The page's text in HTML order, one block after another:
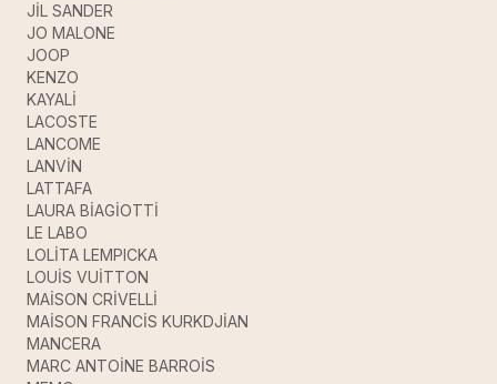
JİL SANDER
JO MALONE
JOOP
KENZO
KAYALİ
LACOSTE
LANCOME
LANVİN
LATTAFA
LAURA BİAGİOTTİ
LE LABO
LOLİTA LEMPICKA
LOUİS VUİTTON
MAİSON CRİVELLİ
MAİSON FRANCİS KURKDJİAN
MANCERA
MARC ANTOİNE BARROİS